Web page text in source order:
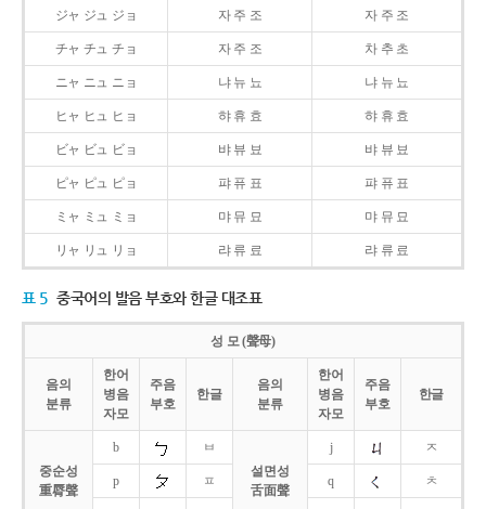
ジャ ジュ ジョ 자 주 조 자 주 조
チャ チュ チョ 자 주 조 차 추 초
ニャ ニュ ニョ 냐 뉴 뇨 냐 뉴 뇨
ヒャ ヒュ ヒョ 햐 휴 효 햐 휴 효
ビャ ビュ ビョ 뱌 뷰 뵤 뱌 뷰 뵤
ピャ ピュ ピョ 퍄 퓨 표 퍄 퓨 표
ミャ ミュ ミョ 먀 뮤 묘 먀 뮤 묘
リャ リュ リョ 랴 류 료 랴 류 료
표 5 중국어의 발음 부호와 한글 대조표
성 모 (聲母)
음의
분류
한어
병음
자모
주음
부호
한글
음의
분류
한어
병음
자모
주음
부호
한글
중순성
重脣聲
b
ㅂ
설면성
舌面聲
j ㅈ
p ㅍ q ㅊ